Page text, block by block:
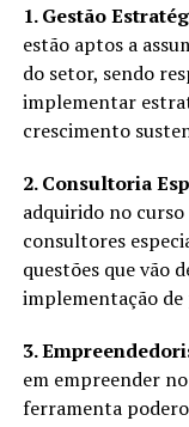
1. Gestão
estão aptos a
do setor, sendo
implementar
crescimento
2. Consultoria
adquirido no
consultores
questões que vão
implementação
3.
em empreender
ferramenta